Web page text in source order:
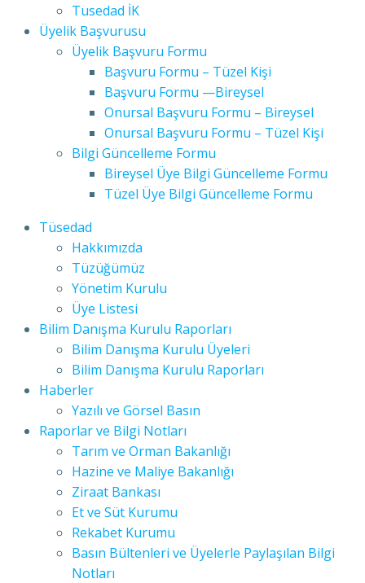
Tusedad İK
Üyelik Başvurusu
Üyelik Başvuru Formu
Başvuru Formu – Tüzel Kişi
Başvuru Formu —Bireysel
Onursal Başvuru Formu – Bireysel
Onursal Başvuru Formu – Tüzel Kişi
Bilgi Güncelleme Formu
Bireysel Üye Bilgi Güncelleme Formu
Tüzel Üye Bilgi Güncelleme Formu
Tüsedad
Hakkımızda
Tüzüğümüz
Yönetim Kurulu
Üye Listesi
Bilim Danışma Kurulu Raporları
Bilim Danışma Kurulu Üyeleri
Bilim Danışma Kurulu Raporları
Haberler
Yazılı ve Görsel Basın
Raporlar ve Bilgi Notları
Tarım ve Orman Bakanlığı
Hazine ve Maliye Bakanlığı
Ziraat Bankası
Et ve Süt Kurumu
Rekabet Kurumu
Basın Bültenleri ve Üyelerle Paylaşılan Bilgi
Notları